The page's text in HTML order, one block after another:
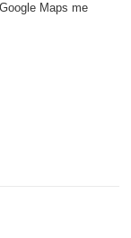
Maps me